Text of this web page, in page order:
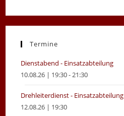
in
new
in
new
Termine
Dienstabend - Einsatzabteilung
10.08.26 | 19:30 - 21:30
Drehleiterdienst - Einsatzabteilung
12.08.26 | 19:30